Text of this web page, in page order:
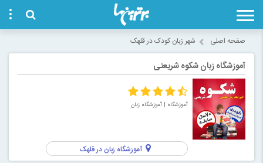
صفحه اصلی شهر زبان کودک در قلهک
آموزشگاه زبان شکوه شریعتی
آموزشگاه | آموزشگاه زبان
آموزشگاه زبان در قلهک